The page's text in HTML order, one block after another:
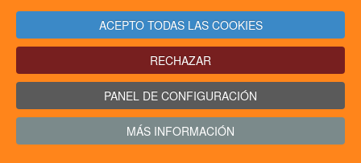
ACEPTO TODAS LAS COOKIES
RECHAZAR
PANEL DE CONFIGURACIÓN
MÁS INFORMACIÓN